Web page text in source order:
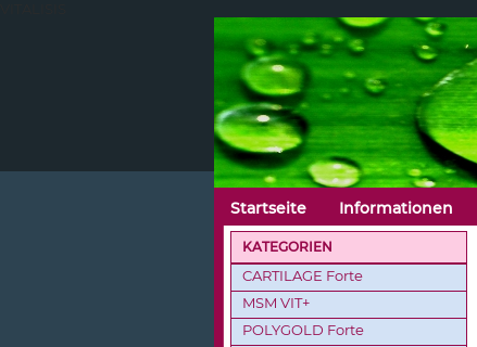
KATEGORIEN
CARTILAGE Forte
MSM VIT+
POLYGOLD Forte
Startseite Informationen